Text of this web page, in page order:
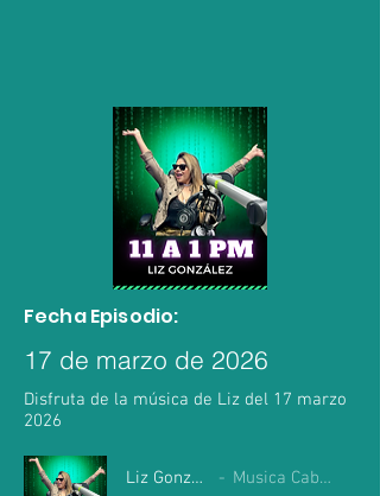
Fecha Episodio:
17 de marzo de 2026
Disfruta de la música de Liz del 17 marzo
2026
Liz Gonzalez Musica Cabo Mil